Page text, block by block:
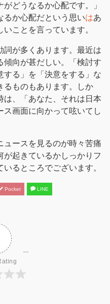
どうなるか心配です。」
るか心配だという思いはあ
ことを言っています。
詞が多くあります。最近は
傾向が甚だしい。「検討す
する」を「決意をする」な
るものもあります。しか
は、「あなた、それは日本
画面に向かって呟いてし
ュースを見るのが時々苦痛
が起きているかしっかりフ
いるところでございます。
Pocket LINE